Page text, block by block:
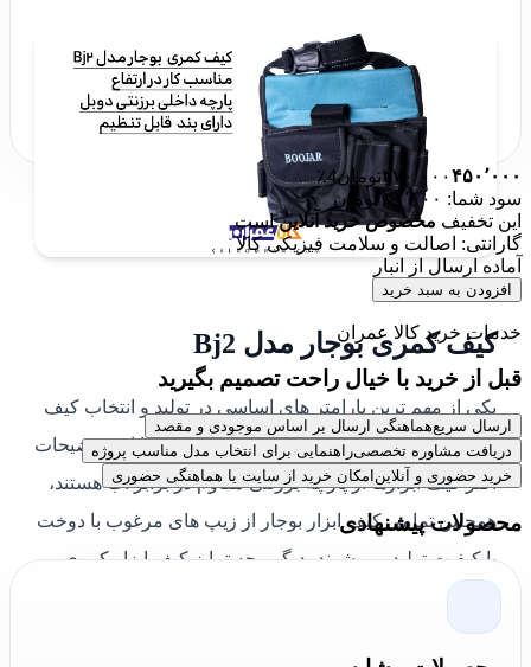
کیف کمری بوجار مدل Bj2
یکی از مهم ترین پارامتر های اساسی در تولید و انتخاب کیف
ابزار کمری ، جنس محصول به حساب می آید با این توضیحات
اکثر کیف ابزارها از پارچه برزنتی مقاوم در برابر آب هستند،
همچنین تمامی کیف ابزار بوجار از زیپ های مرغوب با دوخت
با کیفیت تولید می شوند، دیگر وجه تمایز کیف ابزار کمری
بوجار تنوع رنگ بندی و توجه به فضای داخلی محصولات
است، برای افزایش عمر استفاده از کیف ابزار تا جای ممکن
۴۷۰٬۰۰۰۴۵۰٬۰۰۰ تومان4٪
سود شما: ۲۰٬۰۰۰ تومان
این تخفیف مخصوص خرید آنلایناست
گارانتی: اصالت و سلامت فیزیکی کالا
آماده ارسال از انبار
افزودن به سبد خرید
خدمات خرید کالا عمران
قبل از خرید با خیال راحت تصمیم بگیرید
ارسال سریعهماهنگی ارسال بر اساس موجودی و مقصد
دریافت مشاوره تخصصیراهنمایی برای انتخاب مدل مناسب پروژه
خرید حضوری و آنلاین امکان خرید از سایت یا هماهنگی حضوری
محصولات پیشنهادی